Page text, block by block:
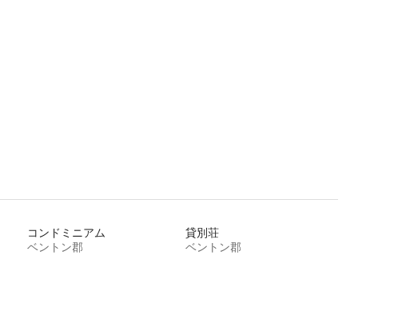
コンドミニアム
ベントン郡
貸別荘
ベントン郡